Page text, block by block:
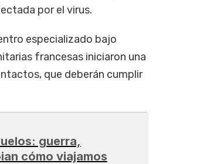
por el virus.
especializado bajo
francesas iniciaron una
que deberán cumplir
guerra,
cómo viajamos